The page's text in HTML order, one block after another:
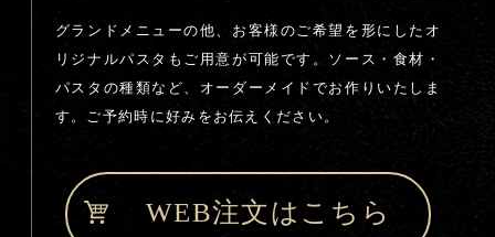
グランドメニューの他、お客様のご希望を形にしたオ
リジナルパスタもご用意が可能です。ソース・食材・
パスタの種類など、オーダーメイドでお作りいたしま
す。ご予約時に好みをお伝えください。
WEB注文はこちら